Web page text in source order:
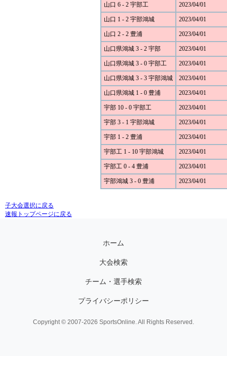
山口 6 - 2 宇部工 2023/04/01
山口 1 - 2 宇部鴻城 2023/04/01
山口 2 - 2 豊浦 2023/04/01
山口県鴻城 3 - 2 宇部 2023/04/01
山口県鴻城 3 - 0 宇部工 2023/04/01
山口県鴻城 3 - 3 宇部鴻城 2023/04/01
山口県鴻城 1 - 0 豊浦 2023/04/01
宇部 10 - 0 宇部工 2023/04/01
宇部 3 - 1 宇部鴻城 2023/04/01
宇部 1 - 2 豊浦 2023/04/01
宇部工 1 - 10 宇部鴻城 2023/04/01
宇部工 0 - 4 豊浦 2023/04/01
宇部鴻城 3 - 0 豊浦 2023/04/01
子大会選択に戻る
速報トップページに戻る
ホーム
大会検索
チーム・選手検索
プライバシーポリシー
Copyright © 2007-2026 SportsOnline. All Rights Reserved.